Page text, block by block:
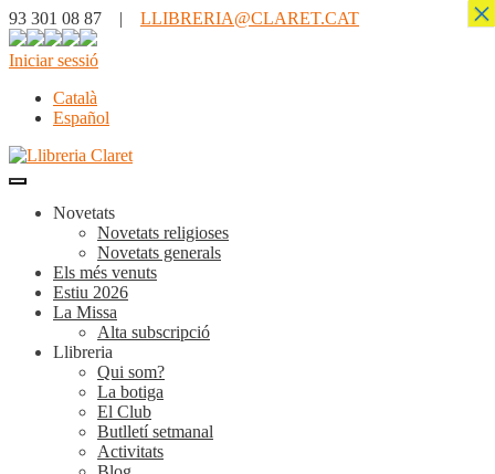
93 301 08 87 | LLIBRERIA@CLARET.CAT
Iniciar sessió
Català
Español
Novetats
Novetats religioses
Novetats generals
Els més venuts
Estiu 2026
La Missa
Alta subscripció
Llibreria
Qui som?
La botiga
El Club
Butlletí setmanal
Activitats
×